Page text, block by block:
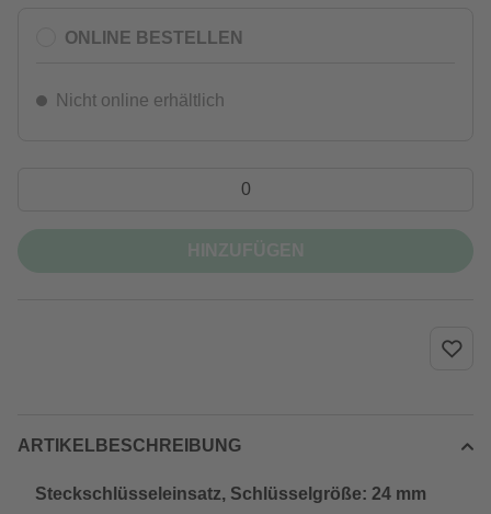
ONLINE BESTELLEN
Nicht online erhältlich
ARTIKELBESCHREIBUNG
Steckschlüsseleinsatz, Schlüsselgröße: 24 mm